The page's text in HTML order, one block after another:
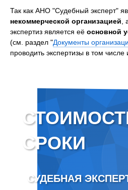
Так как АНО "Судебный эксперт"
некоммерческой организацией,
экспертиз является её основной
(см. раздел "Документы
проводить экспертизы в том
СРОКИ
СУДЕБНАЯ